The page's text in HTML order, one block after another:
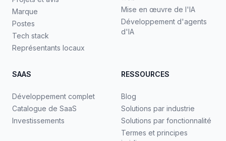
Marque
Postes
Tech stack
Représentants locaux
Mise en œuvre de l'IA
Développement d'agents
d'IA
SAAS
Développement complet
Catalogue de SaaS
Investissements
RESSOURCES
Blog
Solutions par industrie
Solutions par fonctionnalité
Termes et principes